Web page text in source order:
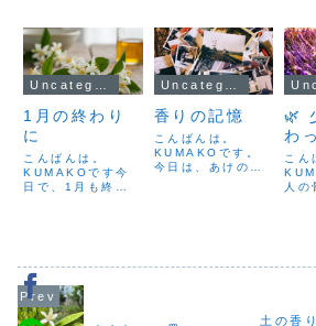
1月の終わり
に
こんばんは。
KUMAKOです今
日で、1月も終わ
「こんな一年にし
たい」そんなこと
を思い描いていた
はずなのに気づけ
香りの記憶
こんばんは。
KUMAKOです。
今日は、あけのア
た🌿その中で、あ
🌿
わ
こん
人の
と
なが
土の香